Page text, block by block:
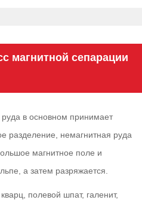
магнитной сепарации
в основном принимает
разделение, немагнитная руда
магнитное поле и
а затем разряжается.
полевой шпат, галенит,